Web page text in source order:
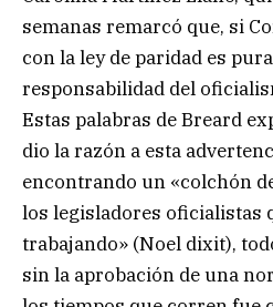
semanas remarcó que, si
con la ley de paridad es
responsabilidad del
Estas palabras de Breard
dio la razón a esta
encontrando un «colchón
los legisladores oficialistas
trabajando» (Noel dixit),
sin la aprobación de una